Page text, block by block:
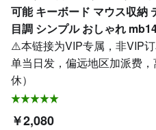
可能 キーボード マウス収納
目調 シンプル おしゃれ
⚠️本链接为VIP专属，非VIP
单当日发，偏远地区加派费
休）
￥2,080